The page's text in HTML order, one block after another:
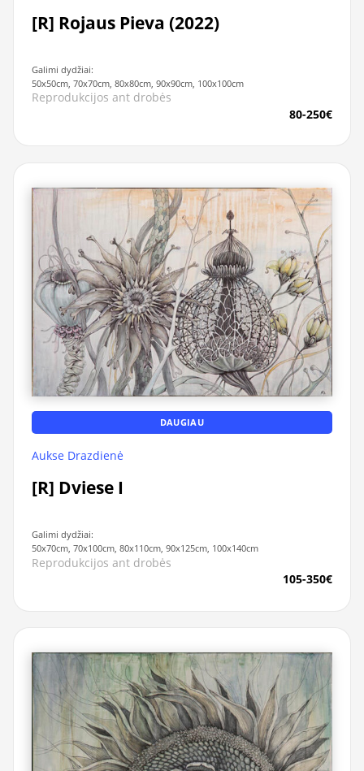
[R] Rojaus Pieva (2022)
Galimi dydžiai:
50x50cm, 70x70cm, 80x80cm, 90x90cm, 100x100cm
Reprodukcijos ant drobės
80-250€
DAUGIAU
Aukse Drazdienė
[R] Dviese I
Galimi dydžiai:
50x70cm, 70x100cm, 80x110cm, 90x125cm, 100x140cm
Reprodukcijos ant drobės
105-350€